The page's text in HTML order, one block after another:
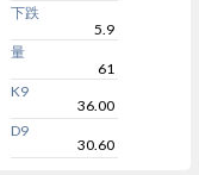
下跌
5.9
量
61
K9
36.00
D9
30.60